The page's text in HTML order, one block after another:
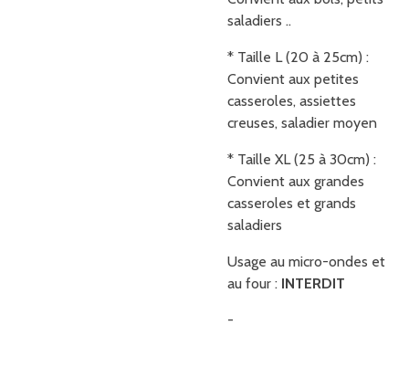
saladiers ..
* Taille L (20 à 25cm) :
Convient aux petites
casseroles, assiettes
creuses, saladier moyen
* Taille XL (25 à 30cm) :
Convient aux grandes
casseroles et grands
saladiers
Usage au micro-ondes et
au four : INTERDIT
-